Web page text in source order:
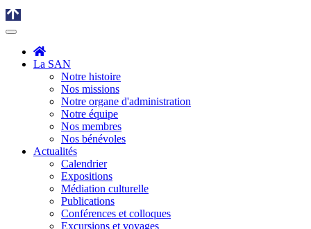
La SAN
Notre histoire
Nos missions
Notre organe d'administration
Notre équipe
Nos membres
Nos bénévoles
Actualités
Calendrier
Expositions
Médiation culturelle
Publications
Conférences et colloques
Excursions et voyages